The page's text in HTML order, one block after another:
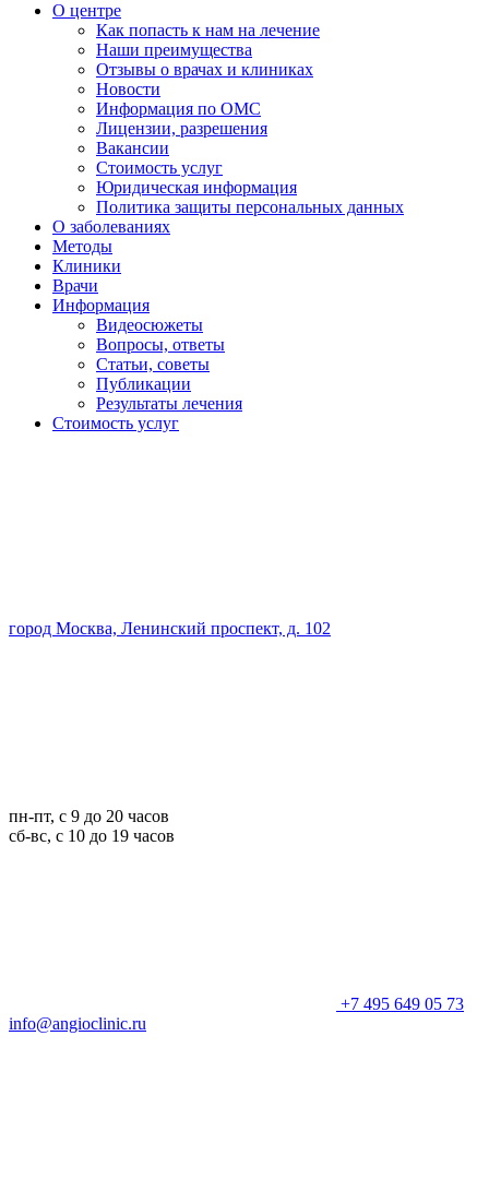
О центре
Как попасть к нам на лечение
Наши преимущества
Отзывы о врачах и клиниках
Новости
Информация по ОМС
Лицензии, разрешения
Вакансии
Стоимость услуг
Юридическая информация
Политика защиты персональных данных
О заболеваниях
Методы
Клиники
Врачи
Информация
Видеосюжеты
Вопросы, ответы
Статьи, советы
Публикации
Результаты лечения
Стоимость услуг
город Москва, Ленинский проспект, д. 102
пн-пт, с 9 до 20 часов
сб-вс, с 10 до 19 часов
+7 495 649 05 73
info@angioclinic.ru